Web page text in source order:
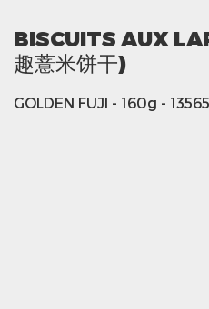
BISCUITS AUX
趣薏米饼干)
GOLDEN FUJI - 160g -